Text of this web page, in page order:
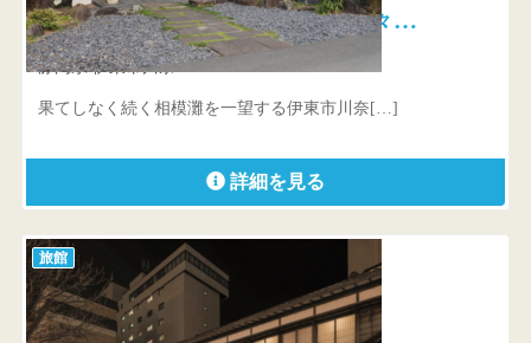
伊東遊季亭 川奈別邸 滾々…
静岡県 伊東市川奈1385-1
果てしなく続く相模灘を一望する伊東市川奈[…]
詳細を見る
旅館